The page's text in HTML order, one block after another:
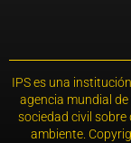
IPS es una
agencia mundial
sociedad civil
ambiente.